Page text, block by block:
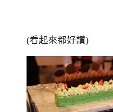
(看起來都好讚)